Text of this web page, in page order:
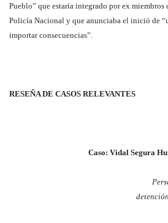
Pueblo” que estaría integrado por ex miembros
Policía Nacional y que anunciaba el inició de
importar consecuencias”.
RESEÑA DE CASOS RELEVANTES
Caso: Vidal Segura